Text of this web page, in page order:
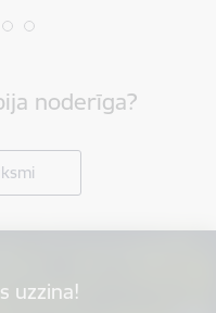
noderīga?
uzzina!